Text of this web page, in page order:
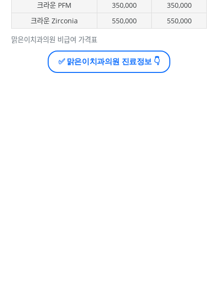
맑은이치과의원 비급여 가격표
크라운 PFM
350,000
350,000
크라운 Zirconia
550,000 550,000
✅ 맑은이치과의원 진료정보 👇